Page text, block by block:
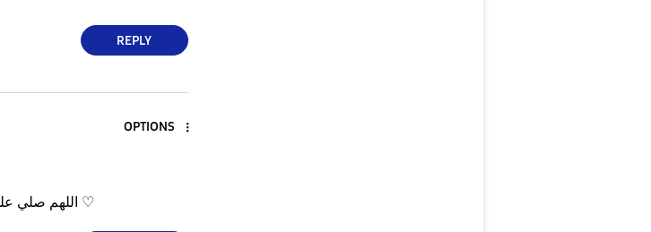
REPLY
OPTIONS
اللهم صلي على محمد وآل محمد جمعه مباركه بس متاخره ♡